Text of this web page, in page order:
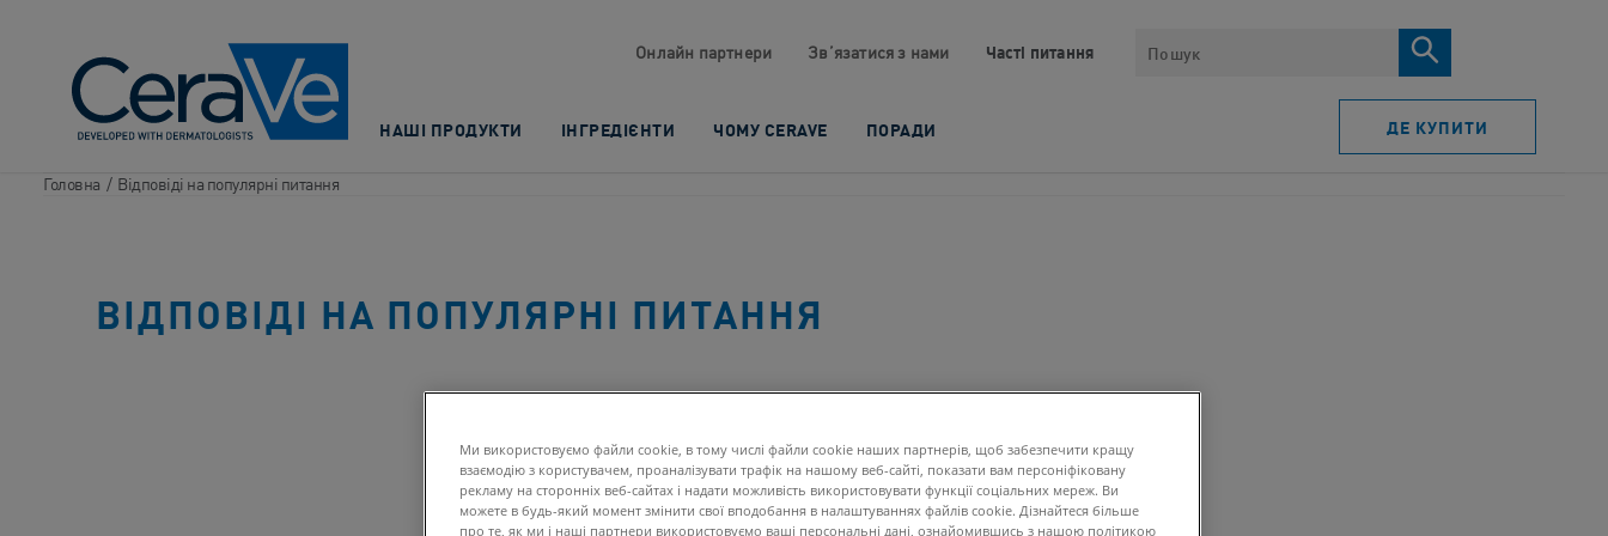
Онлайн партнери​ Зв’язатися з нами​ Часті питання​ ПОШУК​
НАШІ ПРОДУКТИ ІНГРЕДІЄНТИ ЧОМУ CERAVE ПОРАДИ ДЕ КУПИТИ
Головна / Відповіді на популярні питання
ВІДПОВІДІ НА ПОПУЛЯРНІ ПИТАННЯ
Асортимент CeraVe
Ми використовуємо файли cookie, в тому числі файли cookie наших партнерів, щоб забезпечити кращу
взаємодію з користувачем, проаналізувати трафік на нашому веб-сайті, показати вам персоніфіковану
рекламу на сторонніх веб-сайтах і надати можливість використовувати функції соціальних мереж. Ви
можете в будь-який момент змінити свої вподобання в налаштуваннях файлів cookie. Дізнайтеся більше
про те, як ми і наші партнери використовуємо ваші персональні дані, ознайомившись з нашою політикою